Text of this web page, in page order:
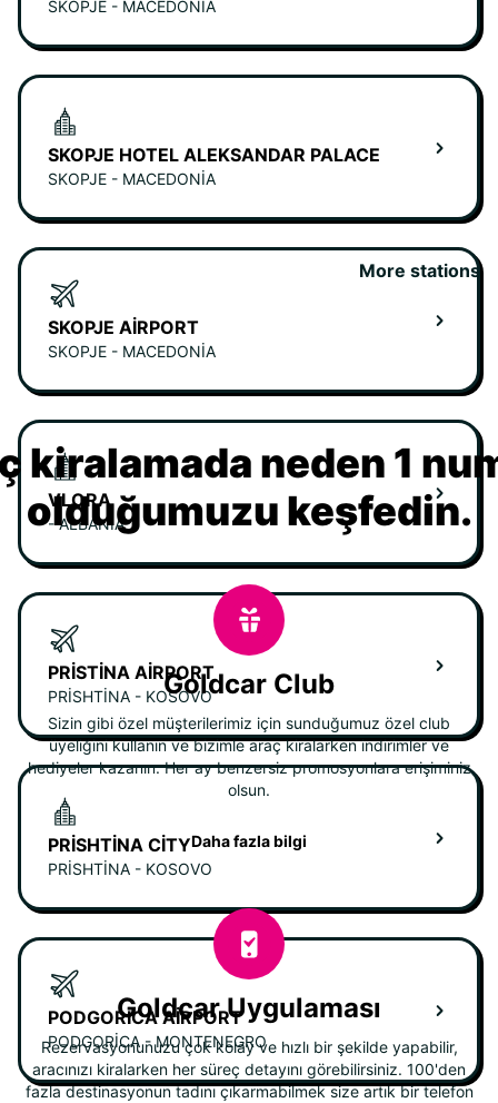
SKOPJE - MACEDONIA
SKOPJE HOTEL ALEKSANDAR PALACE
SKOPJE - MACEDONIA
SKOPJE AIRPORT
SKOPJE - MACEDONIA
VLORA
- ALBANIA
PRISTINA AIRPORT
PRISHTINA - KOSOVO
PRISHTINA CITY
PRISHTINA - KOSOVO
PODGORICA AIRPORT
PODGORICA - MONTENEGRO
More stations
kiralamada neden 1
olduğumuzu keşfedin.
Goldcar Club
Sizin gibi özel müşterilerimiz için sunduğumuz özel club
üyeliğini kullanın ve bizimle araç kiralarken indirimler ve
hediyeler kazanın. Her ay benzersiz promosyonlara erişiminiz
olsun.
Daha fazla bilgi
Goldcar Uygulaması
Rezervasyonunuzu çok kolay ve hızlı bir şekilde yapabilir,
aracınızı kiralarken her süreç detayını görebilirsiniz. 100'den
fazla destinasyonun tadını çıkarmabilmek size artık bir telefon